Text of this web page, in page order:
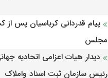
پیام قدردانی کرباسیان پس از
مجلس
دیدار هیات اعزامی اتحادیه
رئیس سازمان ثبت اسناد واملاک